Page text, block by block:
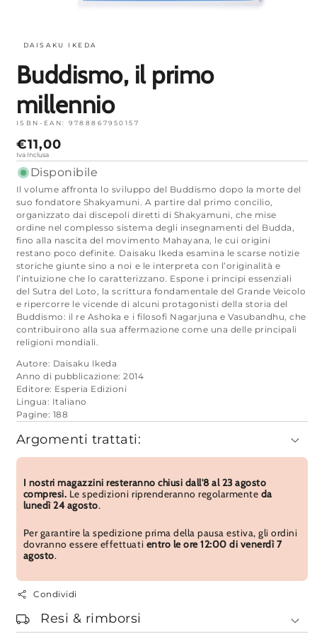
in
DAISAKU IKEDA
Buddismo, il primo
millennio
ISBN-EAN: 9788867950157
Prezzo
normale
€11,00
Iva Inclusa
Disponibile
Il volume affronta lo sviluppo del Buddismo dopo la morte del
suo fondatore Shakyamuni. A partire dal primo concilio,
organizzato dai discepoli diretti di Shakyamuni, che mise
ordine nel complesso sistema degli insegnamenti del Budda,
fino alla nascita del movimento Mahayana, le cui origini
restano poco definite. Daisaku Ikeda esamina le scarse notizie
storiche giunte sino a noi e le interpreta con l’originalità e
l’intuizione che lo caratterizzano. Espone i principi essenziali
del Sutra del Loto, la scrittura fondamentale del Grande Veicolo
e ripercorre le vicende di alcuni protagonisti della storia del
Buddismo: il re Ashoka e i filosofi Nagarjuna e Vasubandhu, che
contribuirono alla sua affermazione come una delle principali
religioni mondiali.
Autore: Daisaku Ikeda
Anno di pubblicazione: 2014
Editore: Esperia Edizioni
Lingua: Italiano
Pagine: 188
Argomenti trattati:
I nostri magazzini resteranno chiusi dall'8 al 23 agosto
compresi. Le spedizioni riprenderanno regolarmente da
lunedì 24 agosto.
Per garantire la spedizione prima della pausa estiva, gli ordini
dovranno essere effettuati entro le ore 12:00 di venerdì 7
agosto.
Condividi
Resi & rimborsi